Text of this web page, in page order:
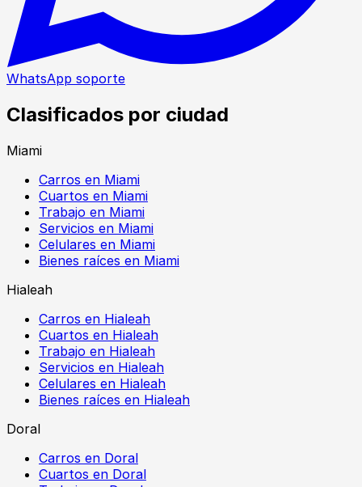
WhatsApp soporte
Clasificados por ciudad
Miami
Carros en Miami
Cuartos en Miami
Trabajo en Miami
Servicios en Miami
Celulares en Miami
Bienes raíces en Miami
Hialeah
Carros en Hialeah
Cuartos en Hialeah
Trabajo en Hialeah
Servicios en Hialeah
Celulares en Hialeah
Bienes raíces en Hialeah
Doral
Carros en Doral
Cuartos en Doral